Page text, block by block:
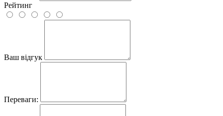
Рейтинг
Ваш відгук
Переваги: